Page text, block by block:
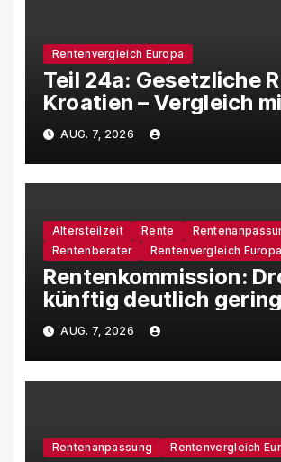
Rentenvergleich Europa
Teil 24a: Gesetzliche
Kroatien – Vergleich
Deutschland
AUG. 7, 2026
Altersteilzeit Rente
Rentenberater
Rentenvergleich Europa
Rentenkommission:
künftig deutlich
Rentensteigerungen?
AUG. 7, 2026
Rentenanpassung Rentenvergleich